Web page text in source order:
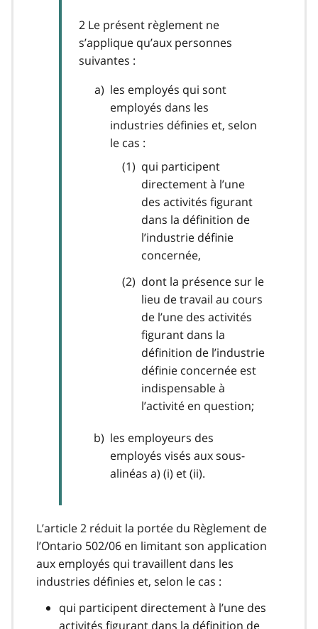
2 Le présent règlement ne
s’applique qu’aux personnes
suivantes :
les employés qui sont
employés dans les
industries définies et, selon
le cas :
qui participent
directement à l’une
des activités figurant
dans la définition de
l’industrie définie
concernée,
dont la présence sur le
lieu de travail au cours
de l’une des activités
figurant dans la
définition de l’industrie
définie concernée est
indispensable à
l’activité en question;
les employeurs des
employés visés aux sous-
alinéas a) (i) et (ii).
L’article 2 réduit la portée du Règlement de
l’Ontario 502/06 en limitant son application
aux employés qui travaillent dans les
industries définies et, selon le cas :
qui participent directement à l’une des
activités figurant dans la définition de